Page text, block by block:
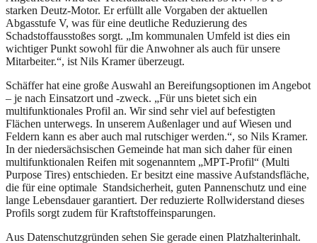
starken Deutz-Motor. Er erfüllt alle Vorgaben der aktuellen
Abgasstufe V, was für eine deutliche Reduzierung des
Schadstoffausstoßes sorgt. „Im kommunalen Umfeld ist dies ein
wichtiger Punkt sowohl für die Anwohner als auch für unsere
Mitarbeiter.“, ist Nils Kramer überzeugt.
Schäffer hat eine große Auswahl an Bereifungsoptionen im Angebot
– je nach Einsatzort und -zweck. „Für uns bietet sich ein
multifunktionales Profil an. Wir sind sehr viel auf befestigten
Flächen unterwegs. In unserem Außenlager und auf Wiesen und
Feldern kann es aber auch mal rutschiger werden.“, so Nils Kramer.
In der niedersächsischen Gemeinde hat man sich daher für einen
multifunktionalen Reifen mit sogenanntem „MPT-Profil“ (Multi
Purpose Tires) entschieden. Er besitzt eine massive Aufstandsfläche,
die für eine optimale Standsicherheit, guten Pannenschutz und eine
lange Lebensdauer garantiert. Der reduzierte Rollwiderstand dieses
Profils sorgt zudem für Kraftstoffeinsparungen.
Aus Datenschutzgründen sehen Sie gerade einen Platzhalterinhalt.